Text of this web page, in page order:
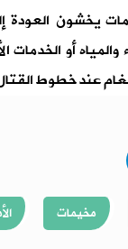
يخشون العودة
أو الخدمات
عند خطوط
مخيمات